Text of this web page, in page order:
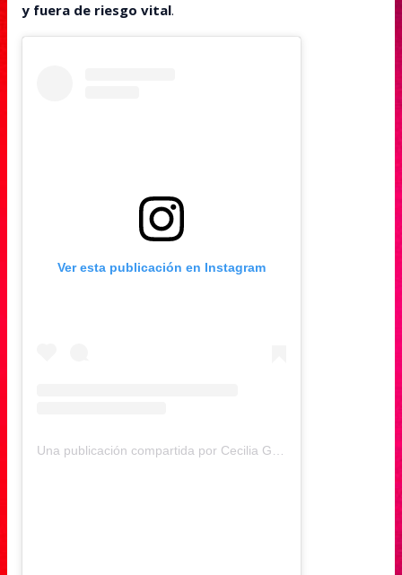
y fuera de riesgo vital.
Ver esta publicación en Instagram